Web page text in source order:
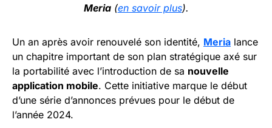
Meria(en savoir plus).
Un an après avoir renouvelé son identité, Meria lance
un chapitre important de son plan stratégique axé sur
la portabilité avec l’introduction de sa nouvelle
application mobile. Cette initiative marque le début
d’une série d’annonces prévues pour le début de
l’année 2024.